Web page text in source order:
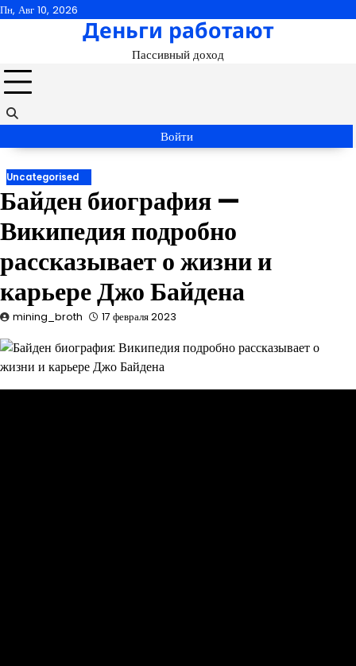
Перейти
Пн, Авг 10, 2026
Деньги работают
Пассивный доход
Войти
Uncategorised
Байден биография —
Википедия подробно
рассказывает о жизни и
карьере Джо Байдена
mining_broth 17 февраля 2023